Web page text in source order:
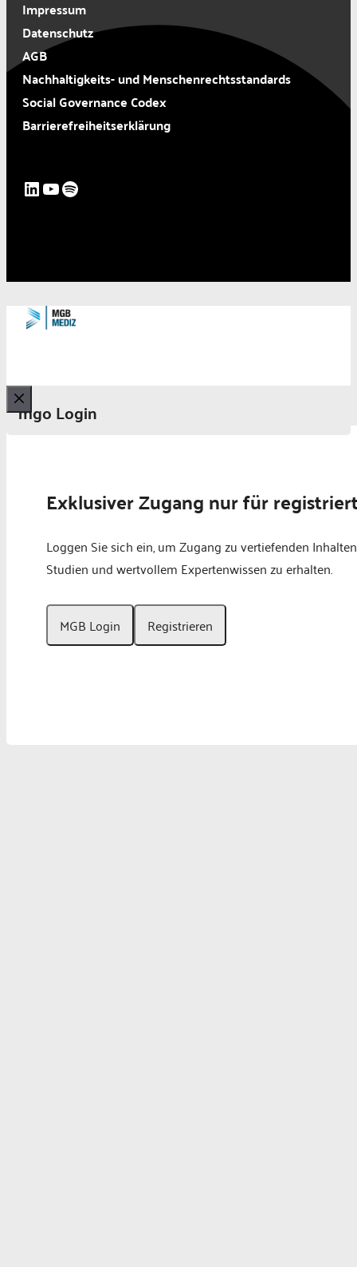
Impressum
Datenschutz
AGB
Nachhaltigkeits- und Menschenrechtsstandards
Social Governance Codex
Barrierefreiheitserklärung
LinkedIn
YouTube
Spotify
mgo Login
Schließen
Exklusiver Zugang nur für
Loggen Sie sich ein, um Zugang zu vertiefenden
Studien und wertvollem Expertenwissen zu erhalten.
MGB Login Registrieren